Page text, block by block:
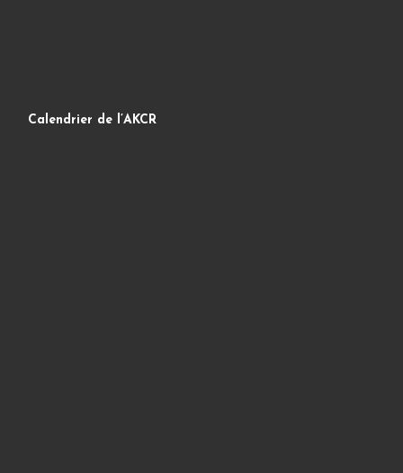
Calendrier de l’AKCR